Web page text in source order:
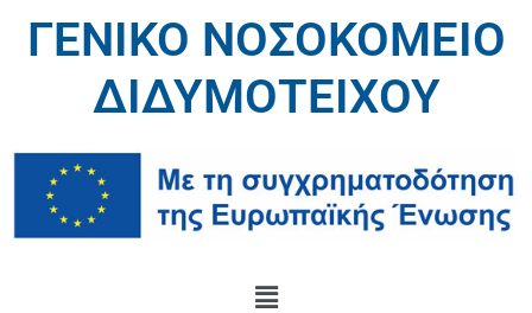
ΓΕΝΙΚΟ ΝΟΣΟΚΟΜΕΙΟ
ΔΙΔΥΜΟΤΕΙΧΟΥ